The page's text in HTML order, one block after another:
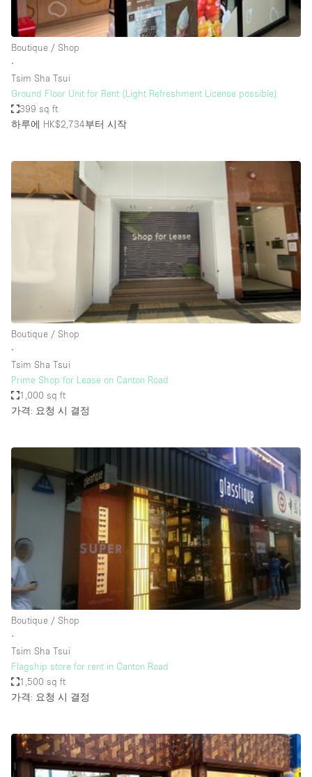
Advertisement Space
Apartment / Loft
Art Gallery
Atelier / Workshop Studio
Boat
Boutique / Shop
Conference Room
Fair / Festival
Hall
Mall Shop
Mansion / House
Meeting Space
Other
Photo / Filming Studio
Restaurant / Bar / Cafe
Shop Share
Stall / Market Stall
Unique Space
Warehouse
공간 기능
Air Conditioning
Boutique / Shop
∙
Tsim Sha Tsui
Ground Floor Unit for Rent (Light Refreshment License possible)
399 sq ft
하루에 HK$2,734부터 시작
Boutique / Shop
∙
Tsim Sha Tsui
Prime Shop for Lease on Canton Road
1,000 sq ft
가격: 요청 시 결정
Boutique / Shop
∙
Tsim Sha Tsui
Flagship store for rent in Canton Road
1,500 sq ft
가격: 요청 시 결정